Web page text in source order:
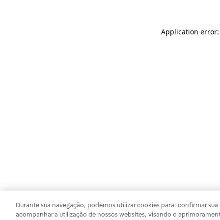
Application
Durante sua navegação, podemos utilizar cookies para: confirmar
acompanhar a utilização de nossos websites, visando o